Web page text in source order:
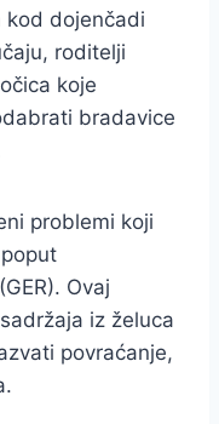
kod dojenčadi
roditelji
koje
bradavice
problemi koji
Ovaj
iz želuca
povraćanje,